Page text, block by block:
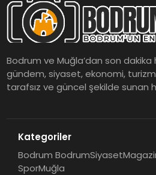
Bodrum ve Muğla’dan son dakika
gündem, siyaset, ekonomi,
tarafsız ve güncel şekilde sunan
Kategoriler
Bodrum BodrumSiyaset
SporMuğla